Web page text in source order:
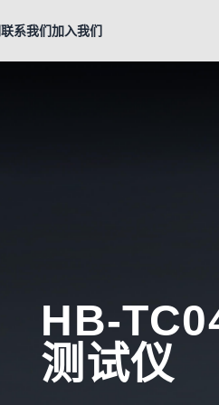
联系我们加入我们
HB-
测试仪